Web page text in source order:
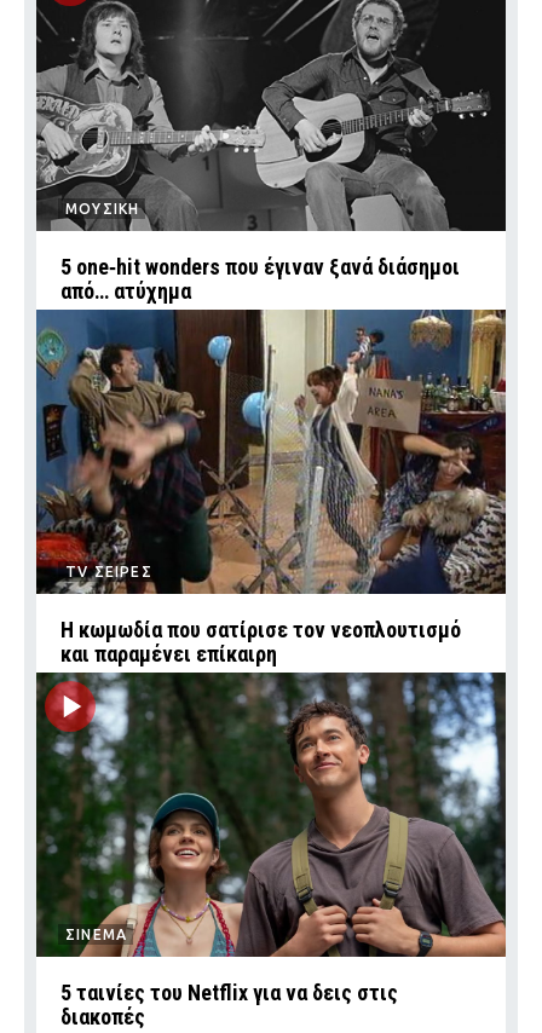
ΜΟΥΣΙΚΗ
5 one‑hit wonders που έγιναν ξανά διάσημοι
από… ατύχημα
TV ΣΕΙΡΕΣ
Η κωμωδία που σατίρισε τον νεοπλουτισμό
και παραμένει επίκαιρη
ΣΙΝΕΜΑ
5 ταινίες του Netflix για να δεις στις
διακοπές